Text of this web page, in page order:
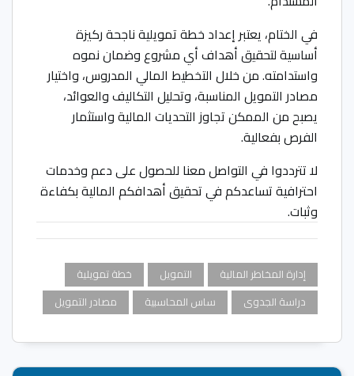
في الختام، يعتبر إعداد خطة تمويلية ناجحة ركيزة
أساسية لتحقيق أهداف أي مشروع وضمان نموه
واستدامته. من خلال التخطيط المالي المدروس، واختيار
مصادر التمويل المناسبة، وتحليل التكاليف والعوائد،
يصبح من الممكن تجاوز التحديات المالية واستثمار
الفرص بفعالية.
لا تترددوا في التواصل معنا للحصول على دعم وخدمات
احترافية تساعدكم في تحقيق أهدافكم المالية بكفاءة
وثبات.
إدارة المخاطر المالية التمويل
خطة تمويلية
دراسة الجدوى
ساس المحاسبية مصادر التمويل